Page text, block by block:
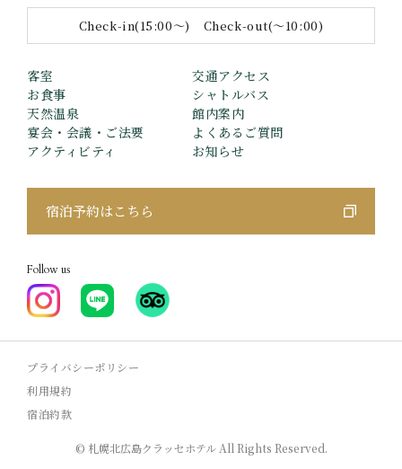
Check-in(15:00〜) Check-out(〜10:00)
客室
交通アクセス
お食事
シャトルバス
天然温泉
館内案内
宴会・会議・ご法要
よくあるご質問
アクティビティ
お知らせ
Follow us
宿泊予約はこちら
プライバシーポリシー
利用規約
宿泊約款
© 札幌北広島クラッセホテル All Rights Reserved.